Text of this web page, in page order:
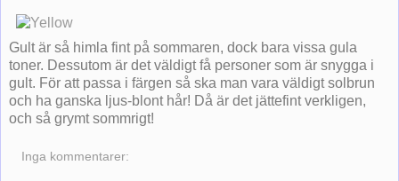
Gult är så himla fint på sommaren, dock bara vissa gula
toner. Dessutom är det väldigt få personer som är snygga i
gult. För att passa i färgen så ska man vara väldigt solbrun
och ha ganska ljus-blont hår! Då är det jättefint verkligen,
och så grymt sommrigt!
Inga kommentarer: